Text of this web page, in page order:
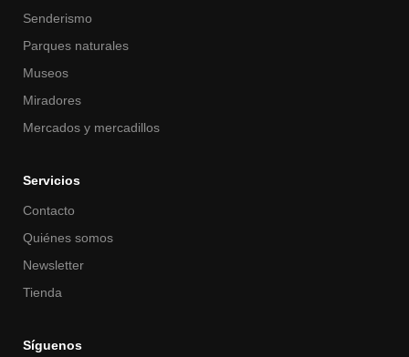
Senderismo
Parques naturales
Museos
Miradores
Mercados y mercadillos
Servicios
Contacto
Quiénes somos
Newsletter
Tienda
Síguenos